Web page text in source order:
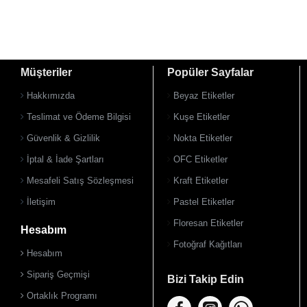
Müşteriler
Hakkımızda
Teslimat ve Ödeme Bilgisi
Güvenlik & Gizlilik
İptal & İade Şartları
Mesafeli Satış Sözleşmesi
İletişim
Hesabım
Hesabım
Sipariş Geçmişi
Ortaklık Programı
Popüler Sayfalar
Beyaz Etiketler
Kuşe Etiketler
Nokta Etiketler
OFC Etiketler
Kraft Etiketler
Pastel Etiketler
Floresan Etiketler
Fotoğraf Kağıtları
Bizi Takip Edin